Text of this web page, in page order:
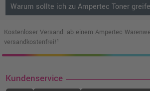
Warum sollte ich zu Ampertec Toner
Kostenloser Versand: ab einem Ampertec
versandkostenfrei!¹
Kundenservice